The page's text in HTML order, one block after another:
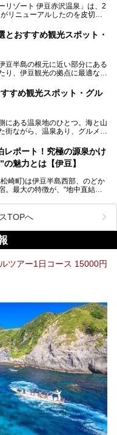
リゾート 伊豆赤沢温泉」は、2
リニューアルしたのを皮切り
リニューアル。さらにこのあ
EARTH FIELD（グラックスア
アミューズメント施設のPLEA
アルオープンしている施設を中
でも、おひとりさまでも多彩な
ーリゾート 伊豆赤沢温泉」を
ト 伊豆赤沢温泉のPR記事で
とおすすめ観光スポット・
豆半島の根元に近い部分にある
り、伊豆観光の拠点に最適な立
が魅力です。
の歴史や魅力、おすすめの宿を
すめ観光スポット・グル
にある温泉地のひとつ。海と山
街ながら、温泉あり、グルメあ
車もありアクセスしやすいの
たい観光スポットやアクティビ
クアップ。伊豆稲取温泉を訪れ
レポート！究極の源泉かけ
魅力とは【伊豆】
崎町)は伊豆半島西部、のどか
最大の特徴が、“地中直結か
・消毒無し、さらには途中過程
く浴槽まで提供。「究極の源泉
過言ではありません。
“温泉”を中心に、その魅力を詳
判も非常に高い宿であり、客室
す！
TOPへ
ツアー1日コース 15000円